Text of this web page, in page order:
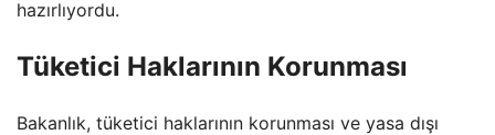
hazırlıyordu.
Tüketici Haklarının Korunması
Bakanlık, tüketici haklarının korunması ve yasa dışı